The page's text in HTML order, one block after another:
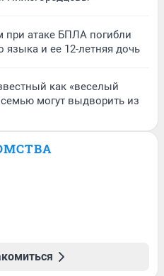
атаке БПЛА погибли
языка и ее 12-летняя дочь
как «веселый
могут выдворить из